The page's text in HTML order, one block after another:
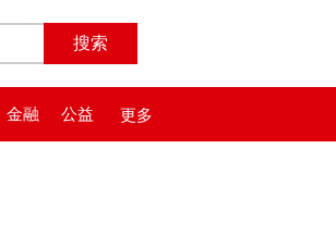
金融 公益 更多